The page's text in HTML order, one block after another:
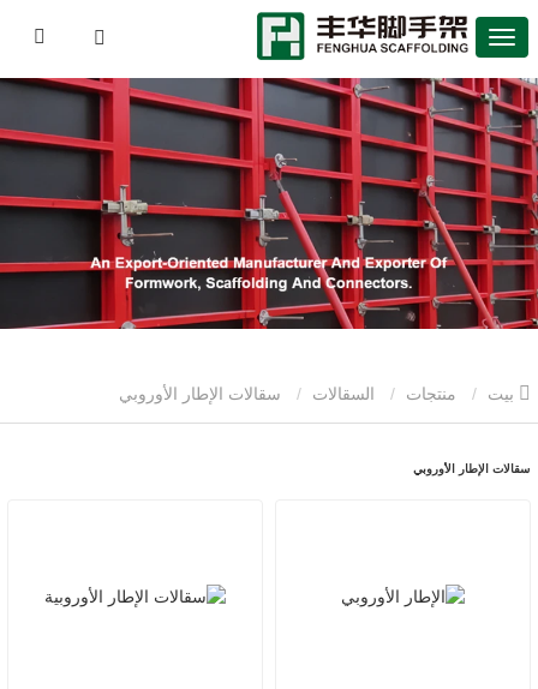
منتجات السقالات
سقالات الإطار الأوروبي